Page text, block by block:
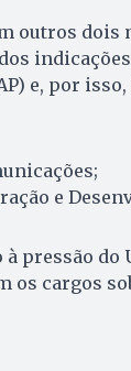
outros
e, por
e
pressão do
os cargos